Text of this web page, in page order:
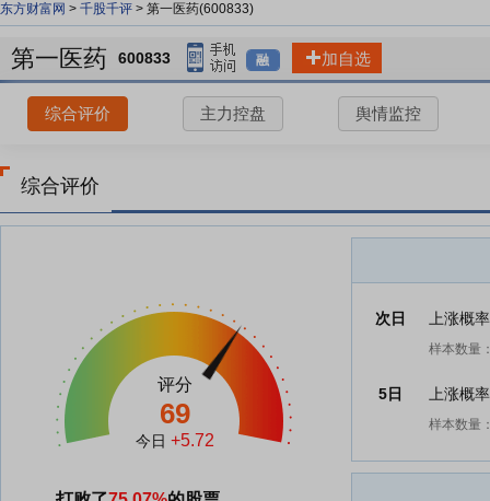
东方财富网 > 千股千评 > 第一医药(600833)
第一医药 600833 融 加自选
综合评价 主力控盘 舆情监控
综合评价
评分
69
今日 +5.72
次日 上涨概
样本数量
5日 上涨概
样本数量